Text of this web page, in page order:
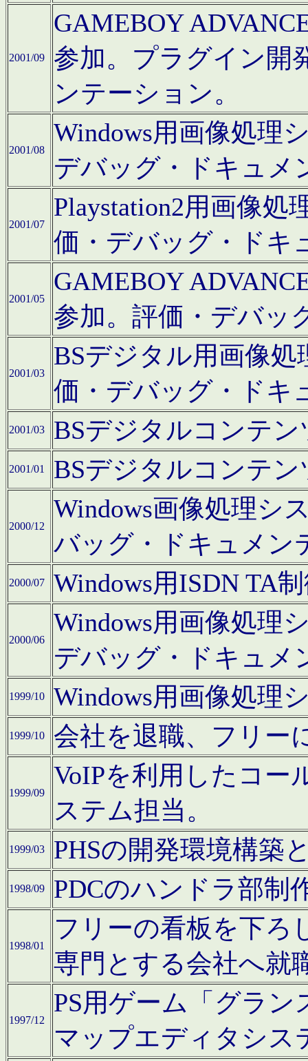
2001/09
GAMEBOY
参加。プラグイン開
ンテーション。
2001/08
Windows用画像処理
デバッグ・ドキュメ
2001/07
Playstation2用画像
価・デバッグ・ドキ
2001/05
GAMEBOY
参加。評価・デバッ
2001/03
BSデジタル用画像
価・デバッグ・ドキ
2001/03 BSデジタルコンテ
2001/01 BSデジタルコンテ
2000/12
Windows画像処理シ
バッグ・ドキュメン
2000/07 Windows用ISDN TA
2000/06
Windows用画像処理
デバッグ・ドキュメ
1999/10 Windows用画像処理
1999/10 会社を退職、フリー
1999/09
VoIPを利用したコー
ステム担当。
1999/03 PHSの開発環境構築
1998/09 PDCのハンドラ部制
1998/01
フリーの看板を下ろ
専門とする会社へ就
1997/12
PS用ゲーム「グラン
マップエディタシス